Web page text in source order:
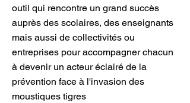
outil qui rencontre un grand succès
auprès des scolaires, des enseignants
mais aussi de collectivités ou
entreprises pour accompagner chacun
à devenir un acteur éclairé de la
prévention face à l'invasion des
moustiques tigres